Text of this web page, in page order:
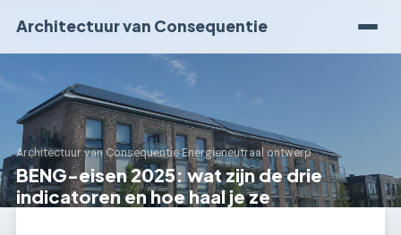
Architectuur van Consequentie
Architectuur van Consequentie›Energieneutraal ontwerp
BENG-eisen 2025: wat zijn de drie
indicatoren en hoe haal je ze